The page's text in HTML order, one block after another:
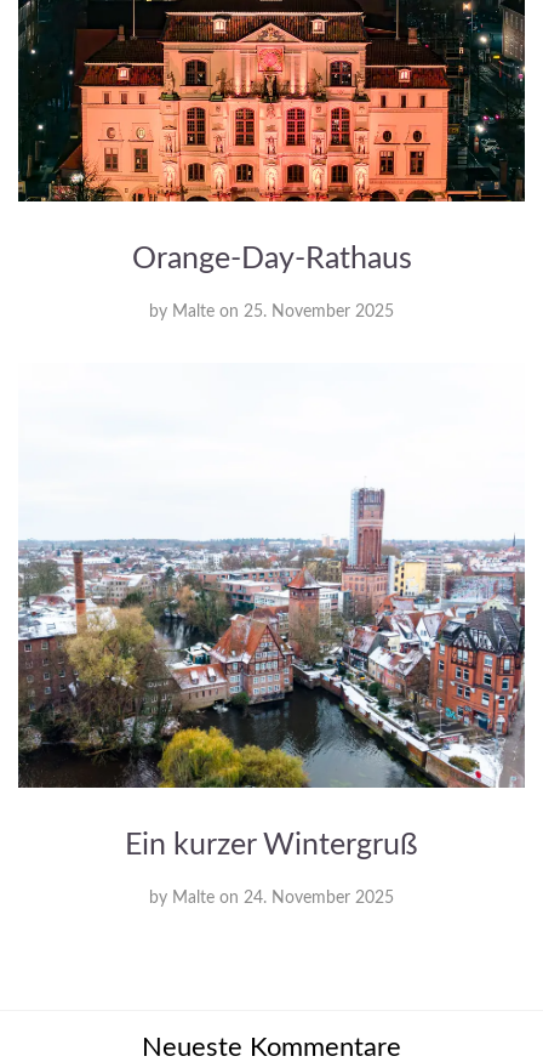
Orange-Day-Rathaus
by Malte on 25. November 2025
Ein kurzer Wintergruß
by Malte on 24. November 2025
Neueste Kommentare